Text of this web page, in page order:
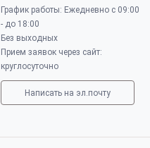
График работы: Ежедневно с 09:00
- до 18:00
Без выходных
Прием заявок через сайт:
круглосуточно
Написать на эл.почту